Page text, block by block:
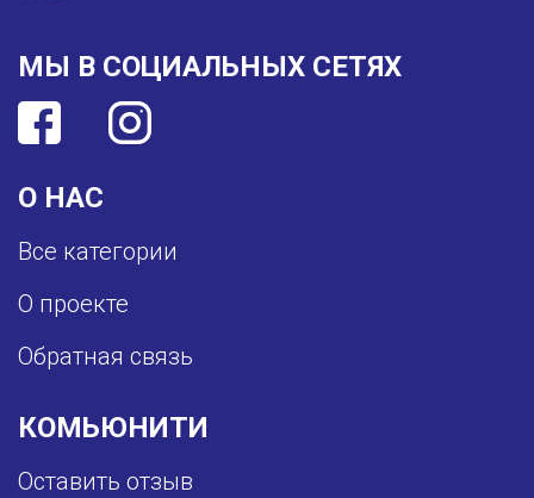
О НАС
Все категории
О проекте
Обратная связь
КОМЬЮНИТИ
Оставить отзыв
МЫ В СОЦИАЛЬНЫХ СЕТЯХ